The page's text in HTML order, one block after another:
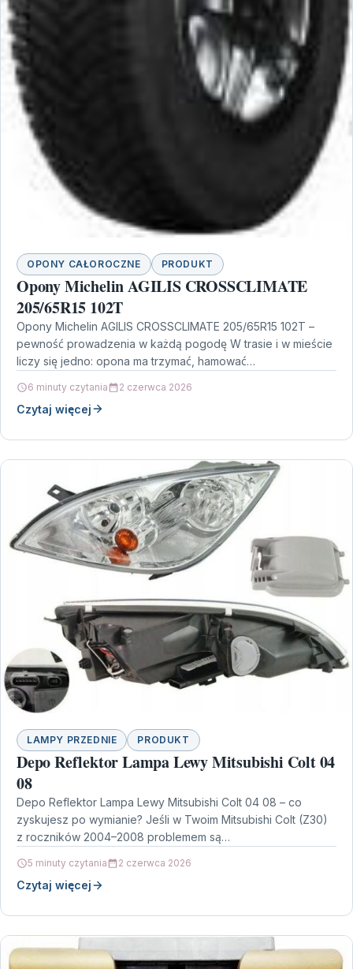
OPONY CAŁOROCZNE PRODUKT
Opony Michelin AGILIS CROSSCLIMATE
205/65R15 102T
Opony Michelin AGILIS CROSSCLIMATE 205/65R15 102T –
pewność prowadzenia w każdą pogodę W trasie i w mieście
liczy się jedno: opona ma trzymać, hamować…
6 minuty czytania 2 czerwca 2026
Czytaj więcej
LAMPY PRZEDNIE PRODUKT
Depo Reflektor Lampa Lewy Mitsubishi Colt 04
08
Depo Reflektor Lampa Lewy Mitsubishi Colt 04 08 – co
zyskujesz po wymianie? Jeśli w Twoim Mitsubishi Colt (Z30)
z roczników 2004–2008 problemem są…
5 minuty czytania 2 czerwca 2026
Czytaj więcej